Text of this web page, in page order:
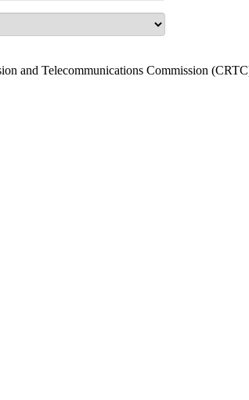
and Telecommunications Commission